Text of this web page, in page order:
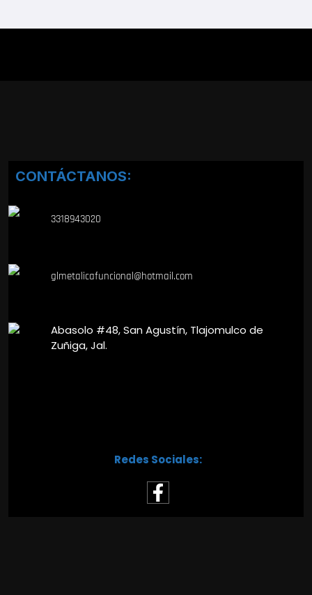
CONTÁCTANOS:
3318943020
glmetalicafuncional@hotmail.com
Abasolo #48, San Agustín, Tlajomulco de
Zuñiga, Jal.
Redes Sociales: